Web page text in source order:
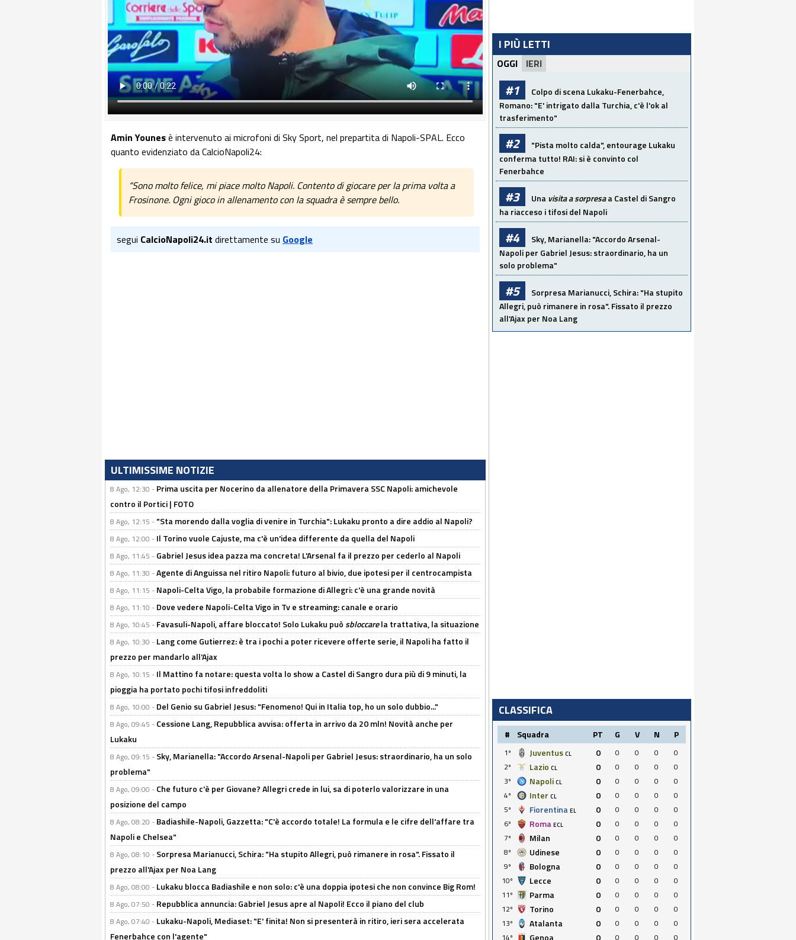
Amin Younesè intervenuto ai microfoni di Sky Sport, nel prepartita di Napoli-SPAL. Ecco
quanto evidenziato da CalcioNapoli24:
“Sono molto felice, mi piace molto Napoli. Contento di giocare per la prima volta a
Frosinone. Ogni gioco in allenamento con la squadra è sempre bello.
segui CalcioNapoli24.it direttamente su Google
ULTIMISSIME NOTIZIE
8 Ago, 12:30 - Prima uscita per Nocerino da allenatore della Primavera SSC Napoli: amichevole
contro il Portici | FOTO
8 Ago, 12:15 - "Sta morendo dalla voglia di venire in Turchia": Lukaku pronto a dire addio al Napoli?
8 Ago, 12:00 - Il Torino vuole Cajuste, ma c'è un'idea differente da quella del Napoli
8 Ago, 11:45 - Gabriel Jesus idea pazza ma concreta! L'Arsenal fa il prezzo per cederlo al Napoli
8 Ago, 11:30 -Agente di Anguissa nel ritiro Napoli: futuro al bivio, due ipotesi per il centrocampista
8 Ago, 11:15 - Napoli-Celta Vigo, la probabile formazione di Allegri: c'è una grande novità
8 Ago, 11:10 - Dove vedere Napoli-Celta Vigo in Tv e streaming: canale e orario
8 Ago, 10:45 - Favasuli-Napoli, affare bloccato! Solo Lukaku puòsbloccarela trattativa, la situazione
8 Ago, 10:30 - Lang come Gutierrez: è tra i pochi a poter ricevere offerte serie, il Napoli ha fatto il
prezzo per mandarlo all'Ajax
8 Ago, 10:15 - Il Mattino fa notare: questa volta lo show a Castel di Sangro dura più di 9 minuti, la
pioggia ha portato pochi tifosi infreddoliti
8 Ago, 10:00 - Del Genio su Gabriel Jesus: "Fenomeno! Qui in Italia top, ho un solo dubbio..."
8 Ago, 09:45 - Cessione Lang, Repubblica avvisa: offerta in arrivo da 20 mln! Novità anche per
Lukaku
8 Ago, 09:15 - Sky, Marianella: "Accordo Arsenal-Napoli per Gabriel Jesus: straordinario, ha un solo
problema"
8 Ago, 09:00 - Che futuro c'è per Giovane? Allegri crede in lui, sa di poterlo valorizzare in una
posizione del campo
8 Ago, 08:20 - Badiashile-Napoli, Gazzetta: "C'è accordo totale! La formula e le cifre dell'affare tra
Napoli e Chelsea"
8 Ago, 08:10 - Sorpresa Marianucci, Schira: "Ha stupito Allegri, può rimanere in rosa". Fissato il
prezzo all'Ajax per Noa Lang
8 Ago, 08:00 - Lukaku blocca Badiashile e non solo: c'è una doppia ipotesi che non convince Big Rom!
8 Ago, 07:50 - Repubblica annuncia: Gabriel Jesus apre al Napoli! Ecco il piano del club
8 Ago, 07:40 - Lukaku-Napoli, Mediaset: "E' finita! Non si presenterà in ritiro, ieri sera accelerata
Fenerbahce con l'agente"
I PIÙ LETTI
OGGI IERI
#1
Colpo di scena Lukaku-Fenerbahce,
Romano: "E' intrigato dalla Turchia, c'è l'ok al
trasferimento"
#2
"Pista molto calda", entourage Lukaku
conferma tutto! RAI: si è convinto col
Fenerbahce
#3 Una visita a sorpresaa Castel di Sangro
ha riacceso i tifosi del Napoli
#4
Sky, Marianella: "Accordo Arsenal-
Napoli per Gabriel Jesus: straordinario, ha un
solo problema"
#5
Sorpresa Marianucci, Schira: "Ha stupito
Allegri, può rimanere in rosa". Fissato il prezzo
all'Ajax per Noa Lang
CLASSIFICA
# Squadra PT G V N P
1º Juventus CL 0 0 0 0
0
2º
Lazio CL 0 0 0 0
0
3º
Napoli CL 0 0 0 0
0
4º
Inter CL 0 0 0 0
0
5º
Fiorentina EL 0 0 0 0
0
6º
Roma ECL 0 0 0 0
0
7º
Milan 0 0 0 0
0
8º
Udinese 0 0 0 0
0
9º
Bologna 0 0 0 0
0
10º
Lecce 0 0 0 0
0
11º
Parma 0 0 0 0
0
12º
Torino 0 0 0 0
0
13º
Atalanta 0 0 0 0
0
14º
Genoa 0 0 0 0 0